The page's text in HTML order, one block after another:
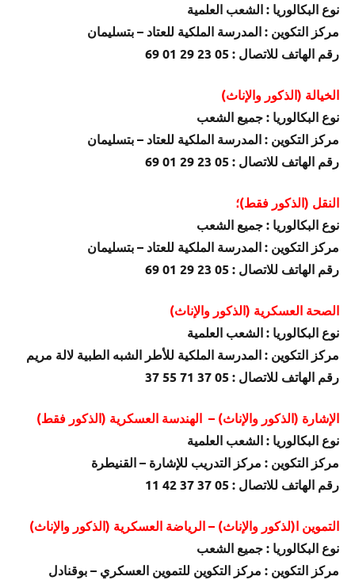
نوع البكالوريا : الشعب العلمية
مركز التكوين : المدرسة الملكية للعتاد – بتسليمان
رقم الهاتف للاتصال : 05 23 29 01 69
الخيالة (الذكور والإناث)
نوع البكالوريا : جميع الشعب
مركز التكوين : المدرسة الملكية للعتاد – بتسليمان
رقم الهاتف للاتصال : 05 23 29 01 69
النقل (الذكور فقط)؛
نوع البكالوريا : جميع الشعب
مركز التكوين : المدرسة الملكية للعتاد – بتسليمان
رقم الهاتف للاتصال : 05 23 29 01 69
الصحة العسكرية (الذكور والإناث)
نوع البكالوريا : الشعب العلمية
مركز التكوين : المدرسة الملكية للأطر الشبه الطبية لالة مريم
رقم الهاتف للاتصال : 05 37 71 55 37
الإشارة (الذكور والإناث) – الهندسة العسكرية (الذكور فقط)
نوع البكالوريا : الشعب العلمية
مركز التكوين : مركز التدريب للإشارة – القنيطرة
رقم الهاتف للاتصال : 05 37 37 42 11
التموين ا(لذكور والإناث) – الرياضة العسكرية (الذكور والإناث)
نوع البكالوريا : جميع الشعب
مركز التكوين : مركز التكوين للتموين العسكري – بوقنادل